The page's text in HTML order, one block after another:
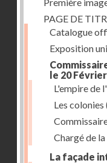
PAGE DE
Catalogue
Exposition
le 20
L'empire de
Les colonies
Chargé de
La façade